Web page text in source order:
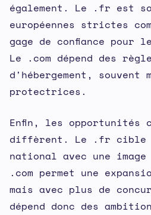
également. Le .fr est
européennes strictes
gage de confiance
Le .com dépend des
d'hébergement, souvent
protectrices.
Enfin, les opportunités
diffèrent. Le .fr cible
national avec une
.com permet une
mais avec plus de
dépend donc des